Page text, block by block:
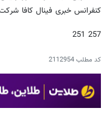
کنفرانس خبری فینال کافا
257 251
کد مطلب2112954